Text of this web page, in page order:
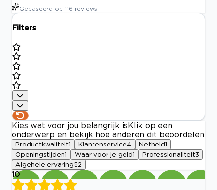
Gebaseerd op 116 reviews
Filters
Kies wat voor jou belangrijk is Klik op een
onderwerp en bekijk hoe anderen dit beoordelen
Productkwaliteit1 Klantenservice4 Netheid1
Openingstijden1 Waar voor je geld1 Professionaliteit3
Algehele ervaring52
10